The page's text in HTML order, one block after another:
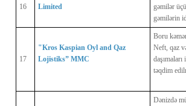
16
Limited
gəmilər
gəmilərin
17
"Kros Kaspian Oyl and Qaz
Lojistiks” MMC
Boru
Neft, qaz
təqdim
Dənizdə